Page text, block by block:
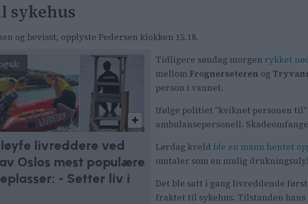
sykehus
og bevisst, opplyste Pedersen klokken 15.18.
livreddere ved
Oslos mest populære
- Setter liv i
Tidligere søndag morgen rykket
mellomFrognerseteren og
person i vannet.
Ifølge politiet "kviknet personen
ambulansepersonell.
Lørdag kveld ble en mann hentet
omtaler som en mulig
Det ble satt i gang livreddende
fraktet til sykehus. Tilstanden